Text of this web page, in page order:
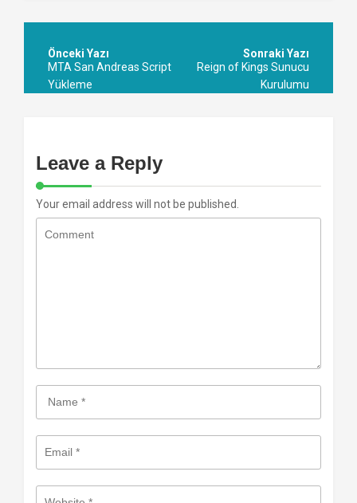
navigation
MTA San Andreas Script
Yükleme
Reign of Kings Sunucu
Kurulumu
Leave a Reply
Your email address will not be published.